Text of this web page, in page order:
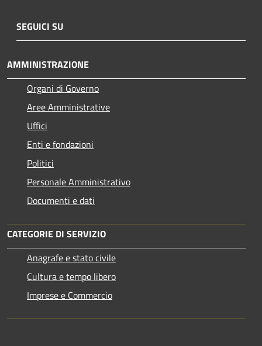
SEGUICI SU
AMMINISTRAZIONE
Organi di Governo
Aree Amministrative
Uffici
Enti e fondazioni
Politici
Personale Amministrativo
Documenti e dati
CATEGORIE DI SERVIZIO
Anagrafe e stato civile
Cultura e tempo libero
Imprese e Commercio